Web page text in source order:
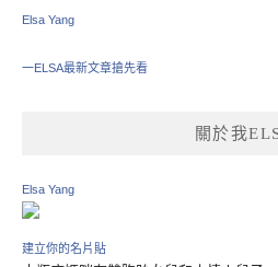
Elsa Yang
一ELSA最新文章搶先看
關於我
Elsa Yang
建立你的名片貼